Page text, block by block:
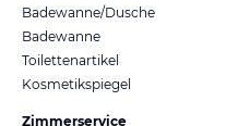
Badewanne/Dusche
Badewanne
Toilettenartikel
Kosmetikspiegel
Zimmerservice